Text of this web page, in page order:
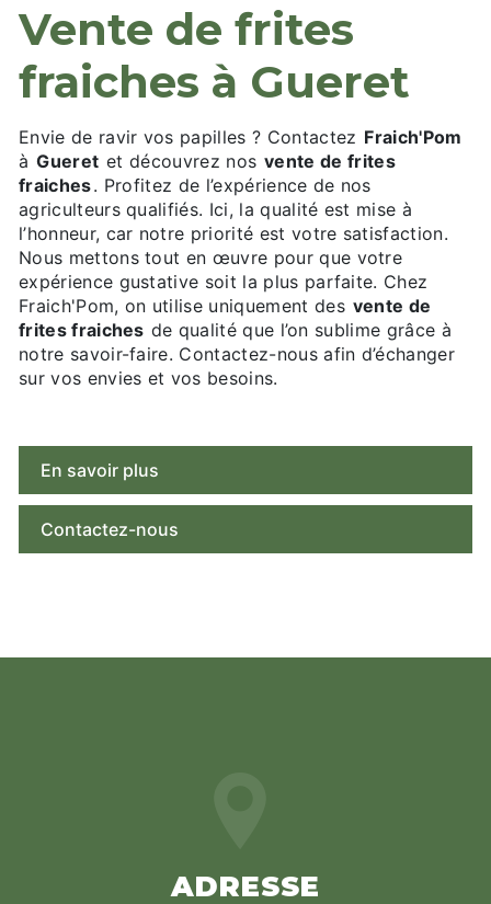
vente de frites
fraiches à Gueret
Envie de ravir vos papilles ? Contactez Fraich'Pom
à Gueret et découvrez nos vente de frites
fraiches. Profitez de l’expérience de nos
agriculteurs qualifiés. Ici, la qualité est mise à
l’honneur, car notre priorité est votre satisfaction.
Nous mettons tout en œuvre pour que votre
expérience gustative soit la plus parfaite. Chez
Fraich'Pom, on utilise uniquement des vente de
frites fraiches de qualité que l’on sublime grâce à
notre savoir-faire. Contactez-nous afin d’échanger
sur vos envies et vos besoins.
En savoir plus
Contactez-nous
ADRESSE